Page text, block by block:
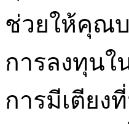
ช่วยให้คุณ
การลงทุนใ
การมีเตียง